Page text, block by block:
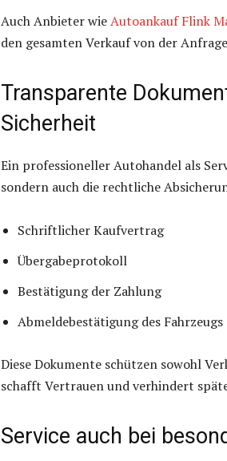
Auch Anbieter wieAutoankauf Flink
den gesamten Verkauf von der
Transparente
Sicherheit
Ein professioneller Autohandel als
sondern auch die rechtliche
Schriftlicher Kaufvertrag
Übergabeprotokoll
Bestätigung der Zahlung
Abmeldebestätigung des Fahrzeugs
Diese Dokumente schützen sowohl
schafft Vertrauen und verhindert
Service auch bei